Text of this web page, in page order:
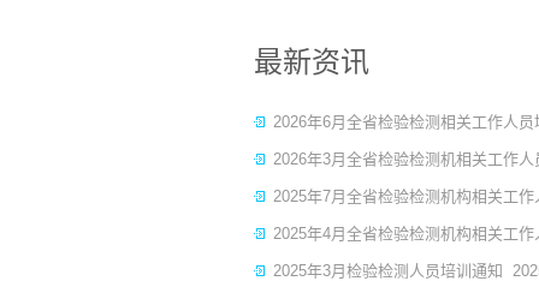
最新资讯
2026年6月全省检验检测相关工作人员
2026年3月全省检验检测机相关工作人
2025年7月全省检验检测机构相关工
2025年4月全省检验检测机构相关工
2025年3月检验检测人员培训通知